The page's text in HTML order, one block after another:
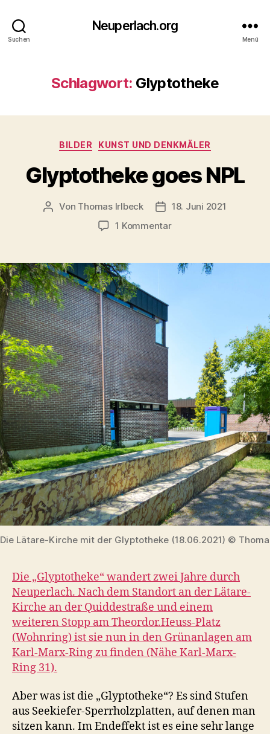
Suchen
Neuperlach.org
Menü
Schlagwort: Glyptotheke
Kategorien
BILDER KUNST UND DENKMÄLER
Glyptotheke goes NPL
Beitragsautor
Von Thomas Irlbeck Veröffentlichungsdatum
18. Juni 2021
1 Kommentarzu
NPL
Die Lätare-Kirche mit der Glyptotheke (18.06.2021) ©
Die „Glyptotheke“ wandert zwei Jahre durch
Neuperlach. Nach dem Standort an der Lätare-
Kirche an der Quiddestraße und einem
weiteren Stopp am Theordor.Heuss-Platz
(Wohnring) ist sie nun in den Grünanlagen am
Karl-Marx-Ring zu finden (Nähe Karl-Marx-
Ring 31).
Aber was ist die „Glyptotheke“? Es sind Stufen
aus Seekiefer-Sperrholzplatten, auf denen man
sitzen kann. Im Endeffekt ist es eine sehr lange